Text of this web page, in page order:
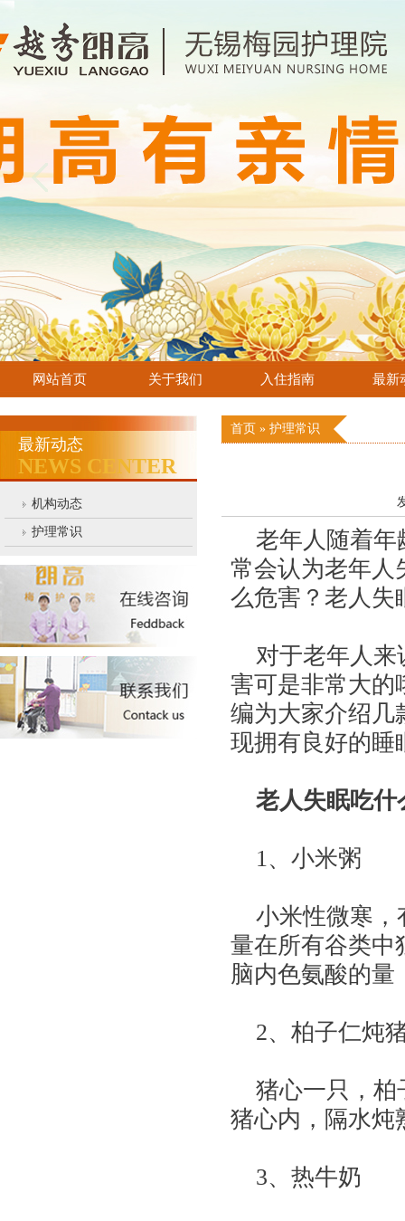
网站首页 关于我们 入住指南 最新
最新动态
NEWS CENTER
机构动态
护理常识
首页 » 护理常识
老年人随着年
常会认为老年人
么危害？老人失
对于老年人来
害可是非常大的
编为大家介绍几
现拥有良好的睡
老人失眠吃什
1、小米粥
小米性微寒，
量在所有谷类中
脑内色氨酸的量
2、柏子仁炖
猪心一只，柏
猪心内，隔水炖
3、热牛奶